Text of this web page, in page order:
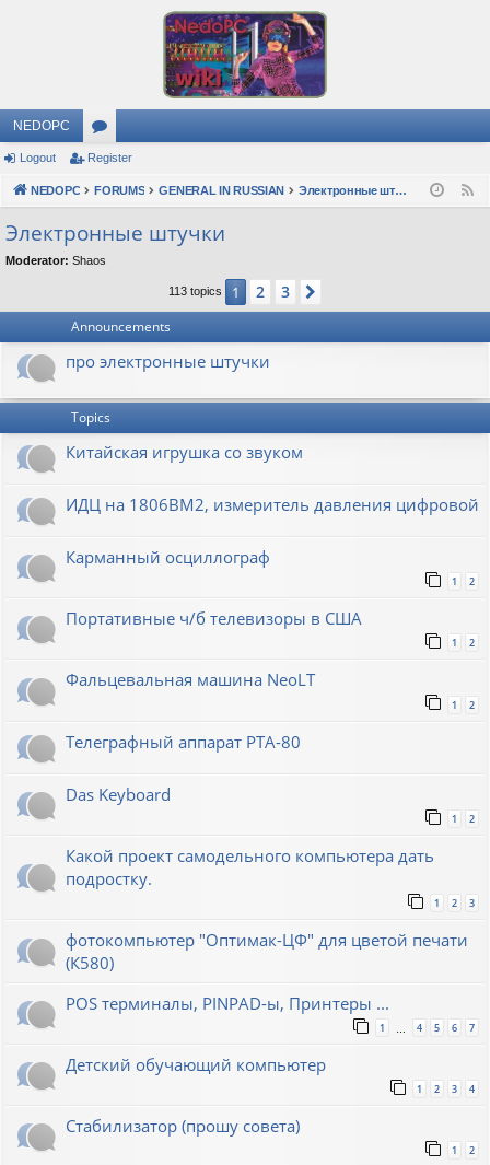
NEDOPC
or
u
s
Logout Register
NEDOPC FORUMS GENERAL IN RUSSIAN Электронные штучки
Электронные штучки
Moderator: Shaos
113 topics 1 2 3
Announcements
про электронные штучки
Topics
Китайская игрушка со звуком
ИДЦ на 1806ВМ2, измеритель давления цифровой
Карманный осциллограф
1 2
Портативные ч/б телевизоры в США
1 2
Фальцевальная машина NeoLT
1 2
Телеграфный аппарат РТА-80
Das Keyboard
1 2
Какой проект самодельного компьютера дать
подростку.
1 2 3
фотокомпьютер "Оптимак-ЦФ" для цветой печати
(К580)
POS терминалы, PINPAD-ы, Принтеры ...
1 4 5 6 7
Детский обучающий компьютер
1 2 3 4
Стабилизатор (прошу совета)
1 2